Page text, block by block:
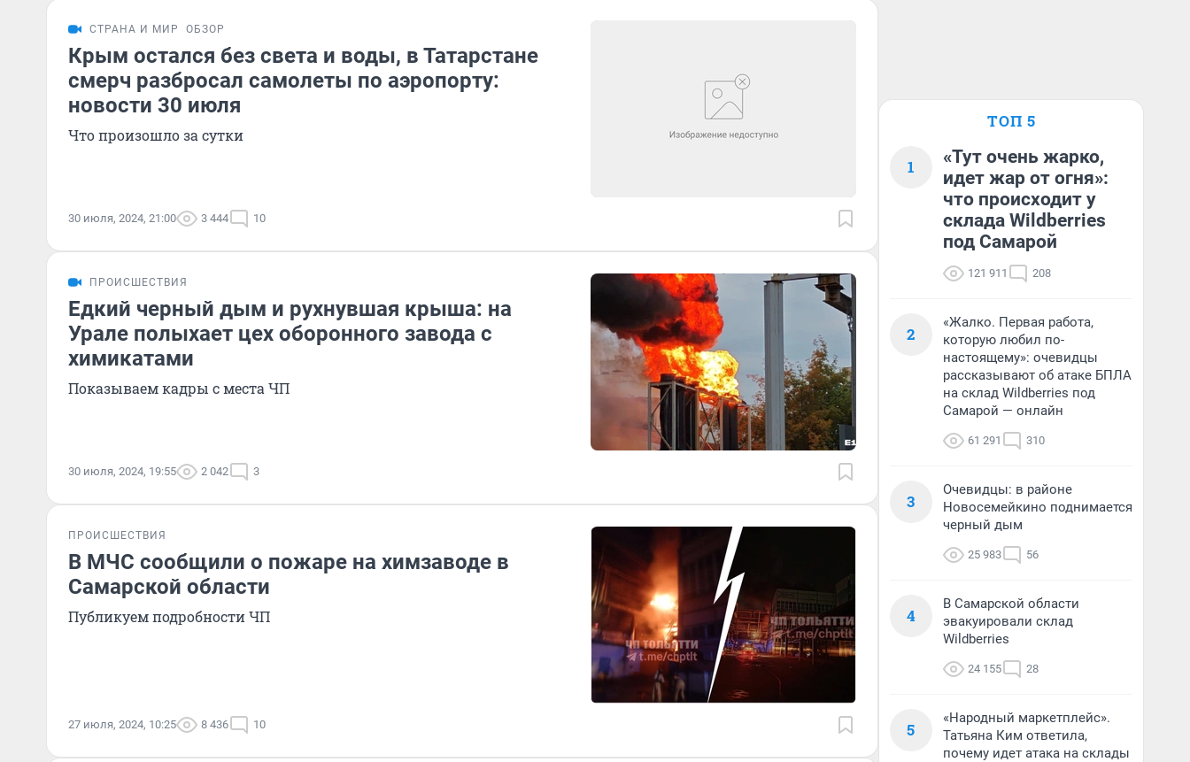
СТРАНА И МИР ОБЗОР
Крым остался без света и воды, в Татарстане
смерч разбросал самолеты по аэропорту:
новости 30 июля
Что произошло за сутки
30 июля, 2024, 21:00 3 444 10
ПРОИСШЕСТВИЯ
Едкий черный дым и рухнувшая крыша: на
Урале полыхает цех оборонного завода с
химикатами
Показываем кадры с места ЧП
30 июля, 2024, 19:55 2 042 3
ПРОИСШЕСТВИЯ
В МЧС сообщили о пожаре на химзаводе в
Самарской области
Публикуем подробности ЧП
27 июля, 2024, 10:25 8 436 10
ТОП 5
1
«Тут очень жарко,
идет жар от огня»:
что происходит у
склада Wildberries
под Самарой
121 911 208
2
«Жалко. Первая работа,
которую любил по-
настоящему»: очевидцы
рассказывают об атаке БПЛА
на склад Wildberries под
Самарой — онлайн
61 291 310
3
Очевидцы: в районе
Новосемейкино поднимается
черный дым
25 983 56
4
В Самарской области
эвакуировали склад
Wildberries
24 155 28
5
«Народный маркетплейс».
Татьяна Ким ответила,
почему идет атака на склады